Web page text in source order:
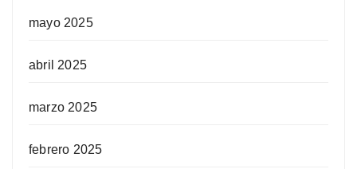
mayo 2025
abril 2025
marzo 2025
febrero 2025